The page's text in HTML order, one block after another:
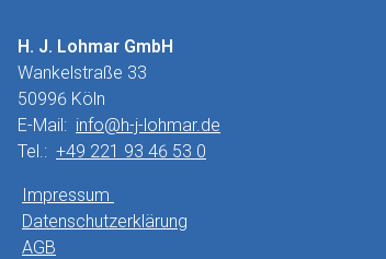
H. J. Lohmar GmbH
Wankelstraße 33
50996 Köln
E-Mail: info@h-j-lohmar.de
Tel.: +49 221 93 46 53 0
Impressum
Datenschutzerklärung
AGB